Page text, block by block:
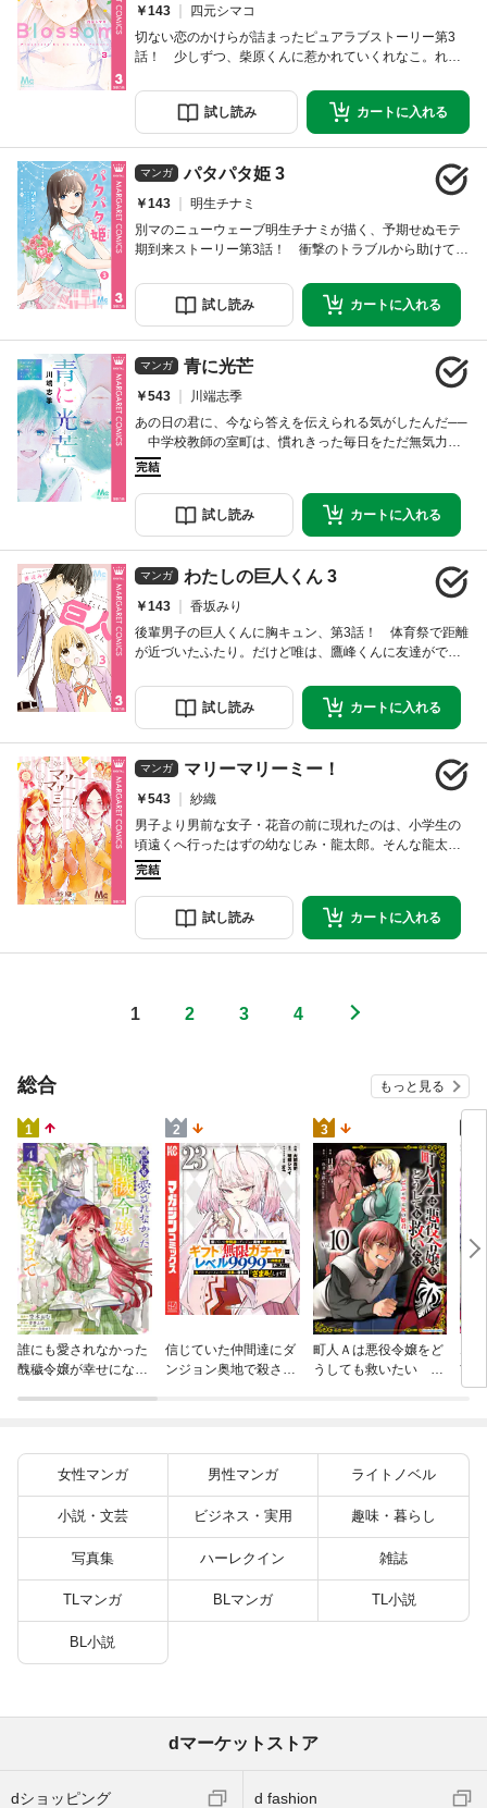
￥143
四元シマコ
切ない恋のかけらが詰まったピュアラブストーリー第3
話！ 少しずつ、柴原くんに惹かれていくれなこ。れな
て、背中を押してくれる。初めての気持ちを、柴原くん
に伝えたいと思うけど…。感動の最終回！
試し読み カートに入れる
マンガ パタパタ姫 3
￥143
明生チナミ
別マのニューウェーブ明生チナミが描く、予期せぬモテ
期到来ストーリー第3話！ 衝撃のトラブルから助けてく
中、野口くんから驚きの発言が…！ 自分の気持ちと向
き合い始めた小波の選択は!? 「パタパタ姫」のその後
が読めるおまけ漫画も収録！
試し読み カートに入れる
マンガ 青に光芒
￥543
川端志季
あの日の君に、今なら答えを伝えられる気がしたんだ──
中学校教師の室町は、慣れきった毎日をただ無気力に
過ごしていた。だがある日、巣から落ちたツバメの雛を
一緒に助けたことからひとりの女子生徒と話をするよう
になり…。一瞬のきらめきを描く表題作「青に光芒」。
“どーでもいい事を全力で”がモットーのイヨ。決して深
刻にならず、自由に、お気楽に。でも、そんな日常をふ
試し読み カートに入れる
マンガ わたしの巨人くん 3
￥143
香坂みり
後輩男子の巨人くんに胸キュン、第3話！ 体育祭で距離
が近づいたふたり。だけど唯は、鷹峰くんに友達ができ
は唯といるときだけだと言われて嬉しくなったけど…？
巨人くんのギャップに胸キュン必至、唯の恋はどうな
る!?
試し読み カートに入れる
マンガ マリーマリーミー！
￥543
紗織
男子より男前な女子・花音の前に現れたのは、小学生の
頃遠くへ行ったはずの幼なじみ・龍太郎。そんな龍太郎
から、転校初日にプロポーズ!? 幼い頃、女の子のよう
に育てられた彼が男らしくなっていて、花音は戸惑うけ
れど…？ 【同時収録】サマーチョコレートミントキス
試し読み カートに入れる
1 2 3 4
総合 もっと見る
1
誰にも愛されなかった
醜穢令嬢が幸せになる
2
信じていた仲間達にダ
ンジョン奥地で殺され
バーと世界に復讐＆
（２３）
3
町人Ａは悪役令嬢をど
うしても救いたい ～
す
嫁
女性マンガ 男性マンガ ライトノベル
小説・文芸 ビジネス・実用 趣味・暮らし
写真集 ハーレクイン 雑誌
TLマンガ BLマンガ TL小説
BL小説
dマーケットストア
dショッピング d fashion